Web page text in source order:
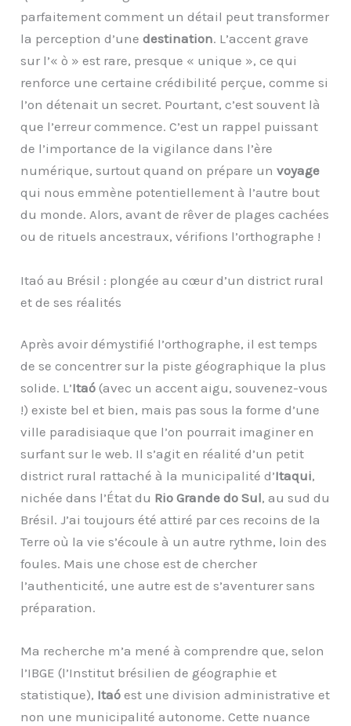
parfaitement comment un détail peut transformer
la perception d’unedestination. L’accent grave
sur l’« ò » est rare, presque « unique », ce qui
renforce une certaine crédibilité perçue, comme si
l’on détenait un secret. Pourtant, c’est souvent là
que l’erreur commence. C’est un rappel puissant
de l’importance de la vigilance dans l’ère
numérique, surtout quand on prépare unvoyage
qui nous emmène potentiellement à l’autre bout
du monde. Alors, avant de rêver de plages cachées
ou de rituels ancestraux, vérifions l’orthographe !
Itaó au Brésil : plongée au cœur d’un district rural
et de ses réalités
Après avoir démystifié l’orthographe, il est temps
de se concentrer sur la piste géographique la plus
solide. L’Itaó (avec un accent aigu, souvenez-vous
!) existe bel et bien, mais pas sous la forme d’une
ville paradisiaque que l’on pourrait imaginer en
surfant sur le web. Il s’agit en réalité d’un petit
district rural rattaché à la municipalité d’Itaqui,
nichée dans l’État du Rio Grande do Sul, au sud du
Brésil. J’ai toujours été attiré par ces recoins de la
Terre où la vie s’écoule à un autre rythme, loin des
foules. Mais une chose est de chercher
l’authenticité, une autre est de s’aventurer sans
préparation.
Ma recherche m’a mené à comprendre que, selon
l’IBGE (l’Institut brésilien de géographie et
statistique), Itaó est une division administrative et
non une municipalité autonome. Cette nuance